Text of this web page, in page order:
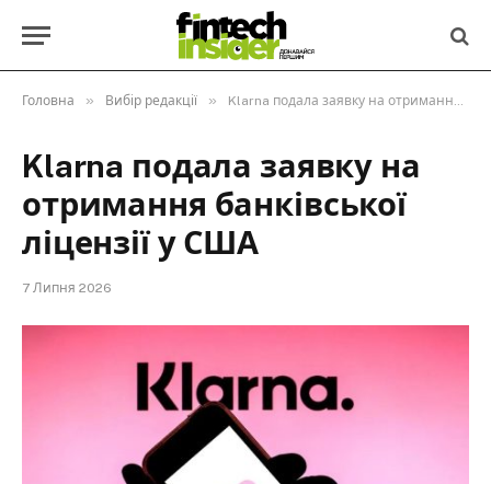
Головна » Вибір редакції » Klarna подала заявку на отримання банківської ліцензії у США
Klarna подала заявку на
отримання банківської
ліцензії у США
7 Липня 2026